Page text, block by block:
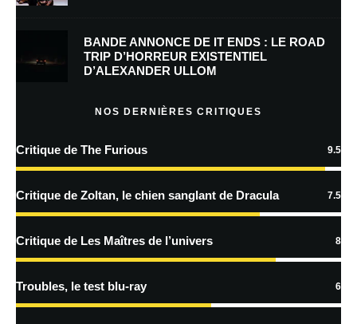
mon prochain commentaire.
Prévenez-moi de tous les nouveaux commentaires par e-mail.
En savoir
traitées
BANDE ANNONCE DE IT ENDS : LE ROAD
TRIP D’HORREUR EXISTENTIEL
D’ALEXANDER ULLOM
NOS DERNIÈRES CRITIQUES
Critique de The Furious 9.5
Critique de Zoltan, le chien sanglant de Dracula 7.5
Critique de Les Maîtres de l’univers 8
Troubles, le test blu-ray 6